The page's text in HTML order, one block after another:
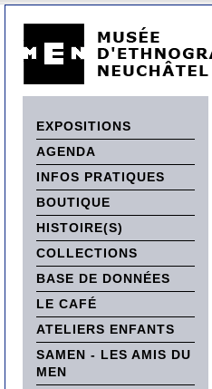
EXPOSITIONS
AGENDA
INFOS PRATIQUES
BOUTIQUE
HISTOIRE(S)
COLLECTIONS
BASE DE DONNÉES
LE CAFÉ
ATELIERS ENFANTS
SAMEN - LES AMIS DU
MEN